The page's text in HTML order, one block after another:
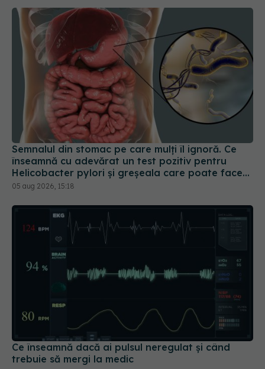
Semnalul din stomac pe care mulți îl ignoră. Ce
înseamnă cu adevărat un test pozitiv pentru
Helicobacter pylori și greșeala care poate face
tratamentul mult mai dificil
05 aug 2026, 15:18
Ce înseamnă dacă ai pulsul neregulat și când
trebuie să mergi la medic